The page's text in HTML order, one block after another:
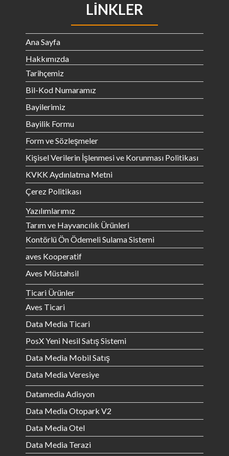
LINKLER
Ana Sayfa
Hakkımızda
Tarihçemiz
Bil-Kod Numaramız
Bayilerimiz
Bayilik Formu
Form ve Sözleşmeler
Kişisel Verilerin İşlenmesi ve Korunması Politikası
KVKK Aydınlatma Metni
Çerez Politikası
Yazılımlarımız
Tarım ve Hayvancılık Ürünleri
Kontörlü Ön Ödemeli Sulama Sistemi
aves Kooperatif
Aves Müstahsil
Ticari Ürünler
Aves Ticari
Data Media Ticari
PosX Yeni Nesil Satış Sistemi
Data Media Mobil Satış
Data Media Veresiye
Datamedia Adisyon
Data Media Otopark V2
Data Media Otel
Data Media Terazi